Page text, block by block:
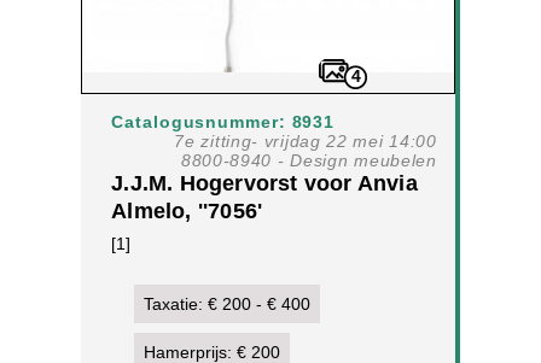
4
Catalogusnummer: 8931
7e zitting- vrijdag 22 mei 14:00
8800-8940 - Design meubelen
J.J.M. Hogervorst voor Anvia
Almelo, ''7056'
wandzwenklamp, ontwerp 50-
[1]
Taxatie: € 200 - € 400
Hamerprijs: € 200